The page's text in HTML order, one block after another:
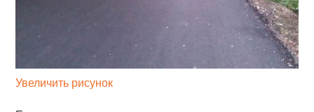
Увеличить рисунок